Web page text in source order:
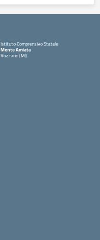
Istituto Comprensivo Statale
Monte Amiata
Rozzano (MI)